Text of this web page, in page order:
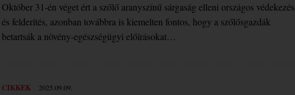
Október 31-én véget ért a szőlő aranyszínű sárgaság elleni országos védekezés
és felderítés, azonban továbbra is kiemelten fontos, hogy a szőlősgazdák
betartsák a növény-egészségügyi előírásokat…
CIKKEK 2025.09.09.